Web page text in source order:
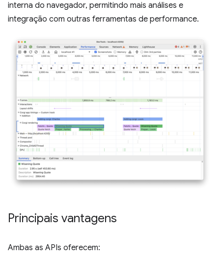
interna do navegador, permitindo mais análises e
integração com outras ferramentas de performance.
Principais vantagens
Ambas as APIs oferecem: